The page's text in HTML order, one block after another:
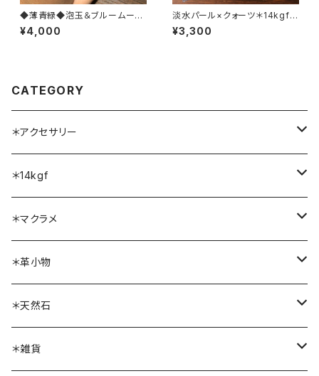
◆薄青緑◆泡玉＆ブルームーン
ストーン＊マクラメリング
¥4,000
淡水パール×クォーツ＊14kgfピ
アス
¥3,300
CATEGORY
＊アクセサリー
ネックレス
ブレスレット
リング
ピアス・イヤリング
ブローチ
＊14kgf
ネックレス
ブレスレット
リング
ピアス・イヤリング
＊マクラメ
ネックレス
ブレスレット
リング
＊革小物
ボトルホルダー
＊天然石
ソーラークォーツ
＊雑貨